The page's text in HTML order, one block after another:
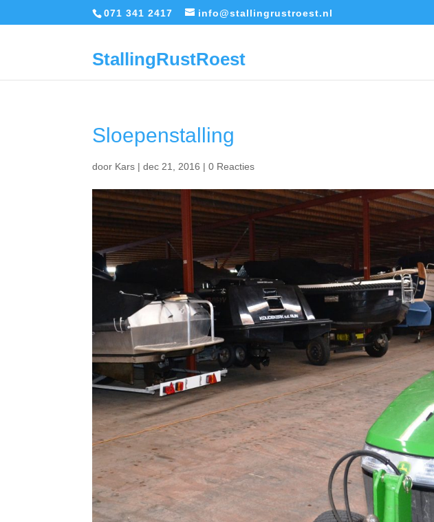
071 341 2417 info@stallingrustroest.nl
StallingRustRoest
Sloepenstalling
door Kars |dec 21, 2016 |0 Reacties